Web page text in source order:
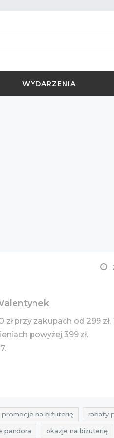
WYDARZENIA
przy zakupach od 299 zł,
powyżej 399 zł.
promocje na biżuterię rabaty
pandora okazje na biżuterię